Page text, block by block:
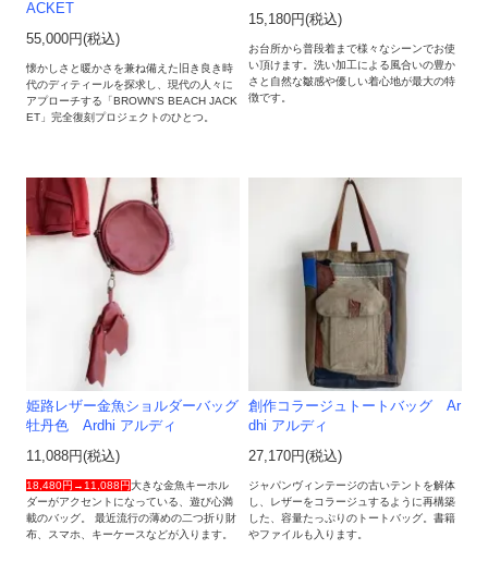
ACKET
55,000円(税込)
懐かしさと暖かさを兼ね備えた旧き良き時
代のディティールを探求し、現代の人々に
アプローチする「BROWN’S BEACH JACK
ET」完全復刻プロジェクトのひとつ。
15,180円(税込)
お台所から普段着まで様々なシーンでお使
い頂けます。洗い加工による風合いの豊か
さと自然な皺感や優しい着心地が最大の特
徴です。
姫路レザー金魚ショルダーバッグ
牡丹色 Ardhi アルディ
11,088円(税込)
18,480円→11,088円大きな金魚キーホル
ダーがアクセントになっている、遊び心満
載のバッグ。 最近流行の薄めの二つ折り財
布、スマホ、キーケースなどが入ります。
創作コラージュトートバッグ Ar
dhi アルディ
27,170円(税込)
ジャパンヴィンテージの古いテントを解体
し、レザーをコラージュするように再構築
した、容量たっぷりのトートバッグ。書籍
やファイルも入ります。